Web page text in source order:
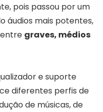
pois passou por um
áudios mais potentes,
graves, médios
e suporte
diferentes perfis de
de músicas, de